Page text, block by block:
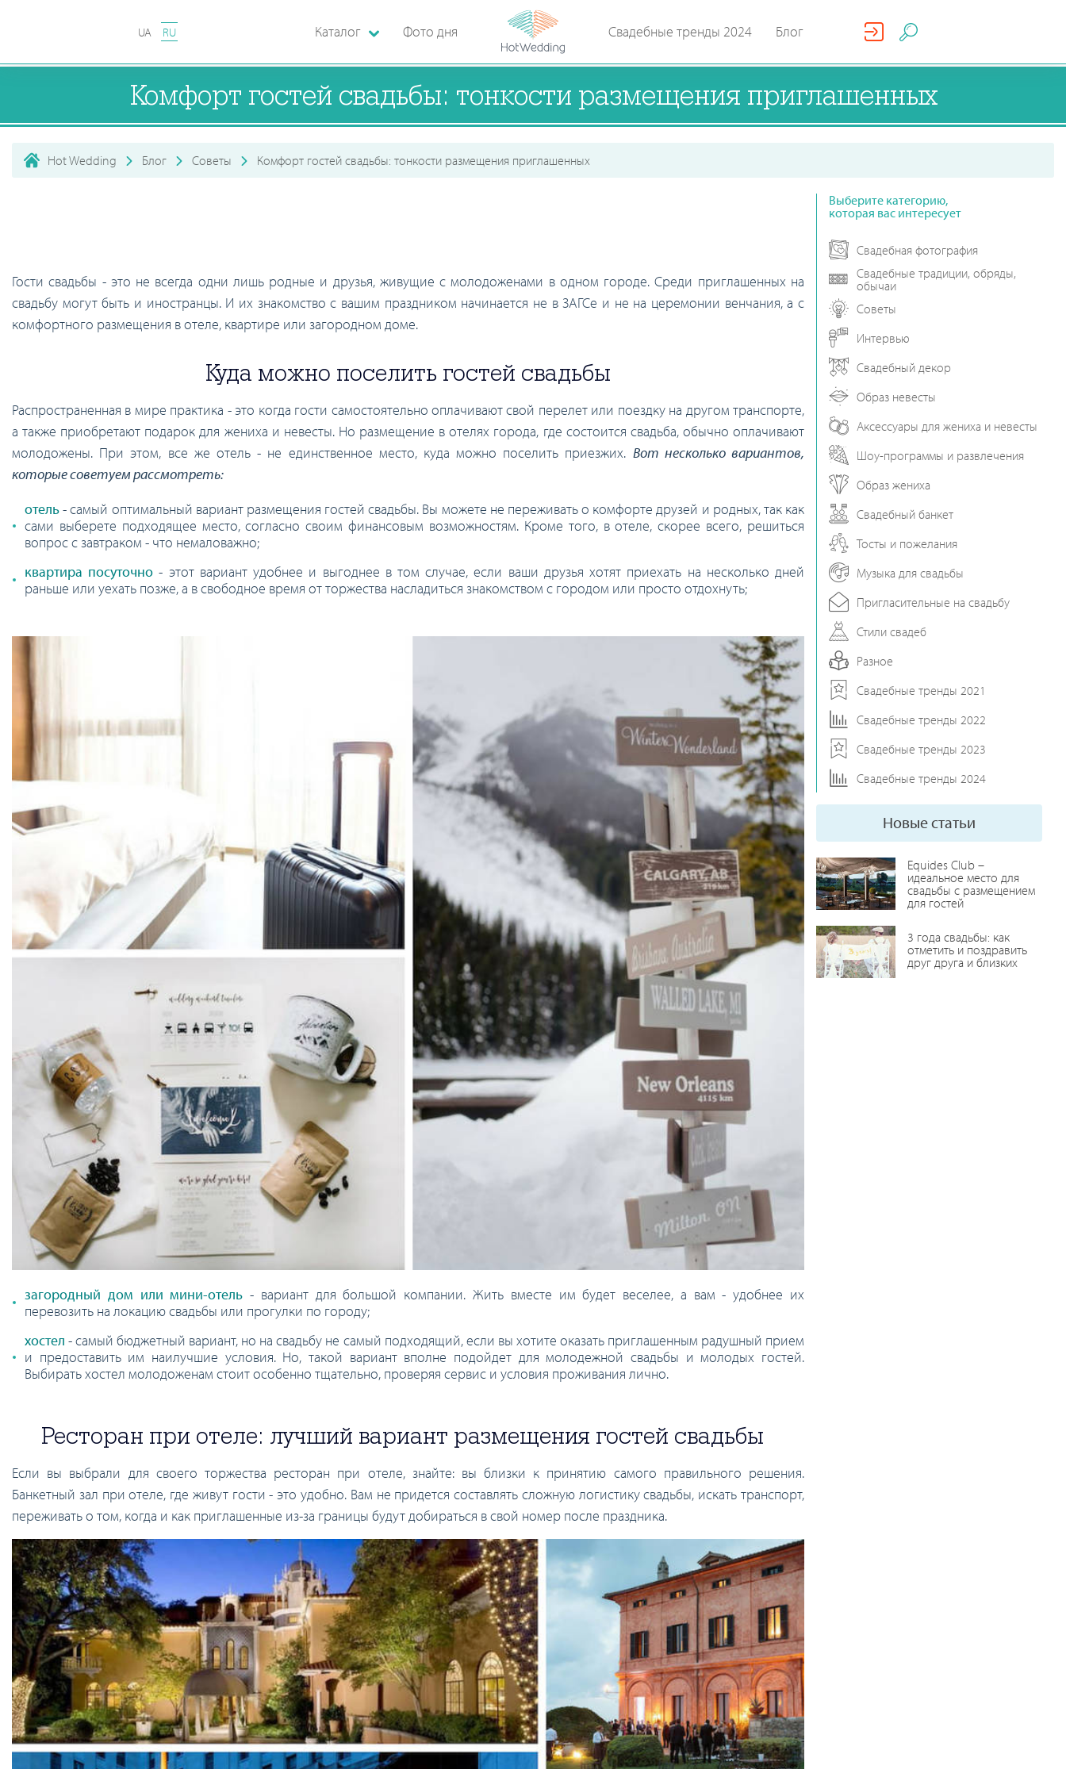
UA RU Каталог Фото дня Свадебные тренды 2024 Блог
Комфорт гостей свадьбы: тонкости размещения приглашенных
Hot Wedding Блог Советы Комфорт гостей свадьбы: тонкости размещения приглашенных
Гости свадьбы - это не всегда одни лишь родные и друзья, живущие с молодоженами в одном городе. Среди приглашенных на
свадьбу могут быть и иностранцы. И их знакомство с вашим праздником начинается не в ЗАГСе и не на церемонии венчания, а с
комфортного размещения в отеле, квартире или загородном доме.
Куда можно поселить гостей свадьбы
Распространенная в мире практика - это когда гости самостоятельно оплачивают свой перелет или поездку на другом транспорте,
а также приобретают подарок для жениха и невесты. Но размещение в отелях города, где состоится свадьба, обычно оплачивают
молодожены. При этом, все же отель - не единственное место, куда можно поселить приезжих. Вот несколько вариантов,
которые советуем рассмотреть:
отель- самый оптимальный вариант размещения гостей свадьбы. Вы можете не переживать о комфорте друзей и родных, так как
сами выберете подходящее место, согласно своим финансовым возможностям. Кроме того, в отеле, скорее всего, решиться
вопрос с завтраком - что немаловажно;
квартира посуточно- этот вариант удобнее и выгоднее в том случае, если ваши друзья хотят приехать на несколько дней
раньше или уехать позже, а в свободное время от торжества насладиться знакомством с городом или просто отдохнуть;
загородный дом или мини-отель - вариант для большой компании. Жить вместе им будет веселее, а вам - удобнее их
перевозить на локацию свадьбы или прогулки по городу;
хостел - самый бюджетный вариант, но на свадьбу не самый подходящий, если вы хотите оказать приглашенным радушный прием
и предоставить им наилучшие условия. Но, такой вариант вполне подойдет для молодежной свадьбы и молодых гостей.
Выбирать хостел молодоженам стоит особенно тщательно, проверяя сервис и условия проживания лично.
Ресторан при отеле: лучший вариант размещения гостей свадьбы
Если вы выбрали для своего торжества ресторан при отеле, знайте: вы близки к принятию самого правильного решения.
Банкетный зал при отеле, где живут гости - это удобно. Вам не придется составлять сложную логистику свадьбы, искать транспорт,
переживать о том, когда и как приглашенные из-за границы будут добираться в свой номер после праздника.
Выберите категорию,
которая вас интересует
Свадебная фотография
Свадебные традиции, обряды,
обычаи
Советы
Интервью
Свадебный декор
Образ невесты
Аксессуары для жениха и невесты
Шоу-программы и развлечения
Образ жениха
Свадебный банкет
Тосты и пожелания
Музыка для свадьбы
Пригласительные на свадьбу
Стили свадеб
Разное
Свадебные тренды 2021
Свадебные тренды 2022
Свадебные тренды 2023
Свадебные тренды 2024
Новые статьи
Equides Club –
идеальное место для
свадьбы с размещением
для гостей
3 года свадьбы: как
отметить и поздравить
друг друга и близких